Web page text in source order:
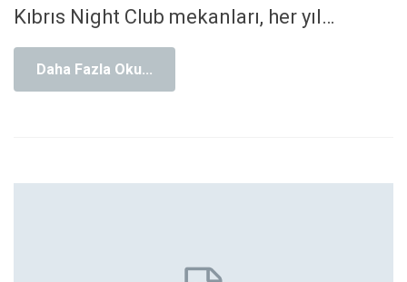
Kıbrıs Night Club mekanları, her yıl…
Daha Fazla Oku...